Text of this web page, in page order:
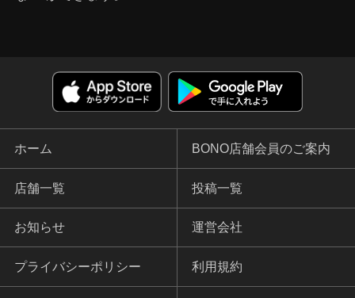
ホーム BONO店舗会員のご案内
店舗一覧 投稿一覧
お知らせ 運営会社
プライバシーポリシー 利用規約